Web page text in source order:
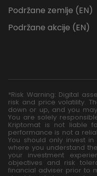
Podržane zemlje (EN)
Podržane akcije (EN)
*Risk Warning: Digital
risk and price volatility.
down or up, and you
You are solely
Kriptomat is not liable
performance is not a
You should only invest
where you understand
your investment
objectives and risk
financial adviser prior to